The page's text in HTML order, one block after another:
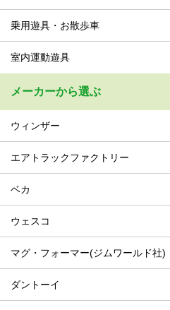
乗用遊具・お散歩車
室内運動遊具
メーカーから選ぶ
ウィンザー
エアトラックファクトリー
ベカ
ウェスコ
マグ・フォーマー(ジムワールド社)
ダントーイ